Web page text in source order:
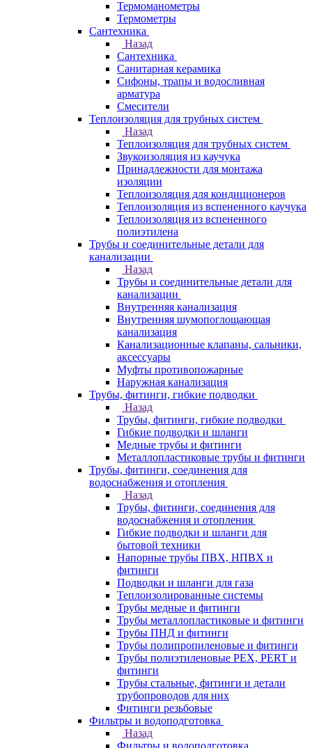
Термоманометры
Термометры
Сантехника
Назад
Сантехника
Санитарная керамика
Сифоны, трапы и водосливная
арматура
Смесители
Теплоизоляция для трубных систем
Назад
Теплоизоляция для трубных систем
Звукоизоляция из каучука
Принадлежности для монтажа
изоляции
Теплоизоляция для кондиционеров
Теплоизоляция из вспененного каучука
Теплоизоляция из вспененного
полиэтилена
Трубы и соединительные детали для
канализации
Назад
Трубы и соединительные детали для
канализации
Внутренняя канализация
Внутренняя шумопоглощающая
канализация
Канализационные клапаны, сальники,
аксессуары
Муфты противопожарные
Наружная канализация
Трубы, фитинги, гибкие подводки
Назад
Трубы, фитинги, гибкие подводки
Гибкие подводки и шланги
Медные трубы и фитинги
Металлопластиковые трубы и фитинги
Трубы, фитинги, соединения для
водоснабжения и отопления
Назад
Трубы, фитинги, соединения для
водоснабжения и отопления
Гибкие подводки и шланги для
бытовой техники
Напорные трубы ПВХ, НПВХ и
фитинги
Подводки и шланги для газа
Теплоизолированные системы
Трубы медные и фитинги
Трубы металлопластиковые и фитинги
Трубы ПНД и фитинги
Трубы полипропиленовые и фитинги
Трубы полиэтиленовые PEX, PERT и
фитинги
Трубы стальные, фитинги и детали
трубопроводов для них
Фитинги резьбовые
Фильтры и водоподготовка
Назад
Фильтры и водоподготовка